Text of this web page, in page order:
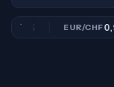
EUR/CHF